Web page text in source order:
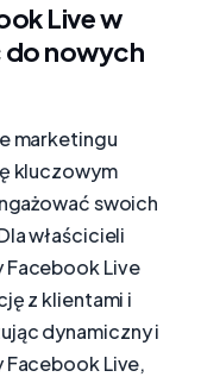
Live w
do nowych
marketingu
kluczowym
swoich
właścicieli
Live
z klientami i
dynamiczny i
Live,